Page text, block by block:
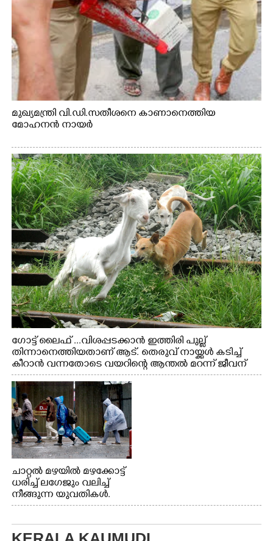
മുഖ്യമന്ത്രി വി.ഡി.സതീശനെ കാണാനെത്തിയ
മോഹനൻ നായർ
ഗോട്ട് ലൈഫ് ...വിശപ്പടക്കാൻ ഇത്തിരി പുല്ല്
തിന്നാനെത്തിയതാണ് ആട്. തെരുവ് നായ്ക്കൾ കടിച്ച്
കീറാൻ വന്നതോടെ വയറിന്റെ ആന്തൽ മറന്ന് ജീവന്
വേണ്ടിയായി ഓട്ടം. എറണാകുളം വാത്തുരുത്തിയിൽ
നിന്നുള്ള കാഴ്ച
ചാറ്റൽ മഴയിൽ മഴക്കോട്ട്
ധരിച്ച് ലഗേജും വലിച്ച്
നീങ്ങുന്ന യുവതികൾ.
എറണാകുളം മേനകയിൽ